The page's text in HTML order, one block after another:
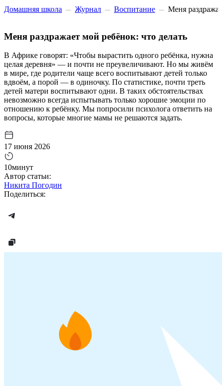
Домашняя школа
Журнал Воспитание Меня
Меня раздражает мой ребёнок: что делать
В Африке говорят: «Чтобы вырастить одного ребёнка, нужна
целая деревня» — и почти не преувеличивают. Но мы живём
в мире, где родители чаще всего воспитывают детей только
вдвоём, а порой — в одиночку. По статистике, почти треть
детей матери воспитывают одни. В таких обстоятельствах
невозможно всегда испытывать только хорошие эмоции по
отношению к ребёнку. Мы попросили психолога ответить на
вопросы, которые многие мамы не решаются задать.
17 июня 2026
10минут
Автор статьи:
Никита Погодин
Поделиться: